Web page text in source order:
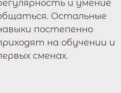
и умение
Остальные
постепенно
на обучении и
сменах.